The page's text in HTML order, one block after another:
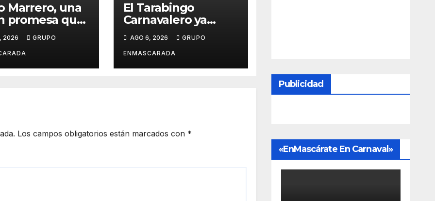
Marrero, una
promesa que
entre la
y la pasión
Carnaval
2026 GRUPO
El Tarabingo
Carnavalero ya
calienta motores
con una nueva
edición cargada de
sorpresas
AGO 6, 2026 GRUPO
ENMASCARADA
Los campos obligatorios están marcados con *
Publicidad
«EnMascárate En Carnaval»